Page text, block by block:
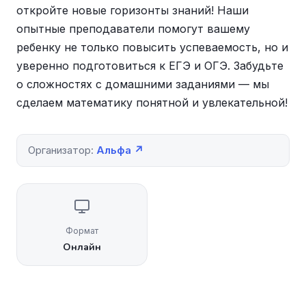
откройте новые горизонты знаний! Наши
опытные преподаватели помогут вашему
ребенку не только повысить успеваемость, но и
уверенно подготовиться к ЕГЭ и ОГЭ. Забудьте
о сложностях с домашними заданиями — мы
сделаем математику понятной и увлекательной!
Организатор: Альфа ↗
Формат
Онлайн